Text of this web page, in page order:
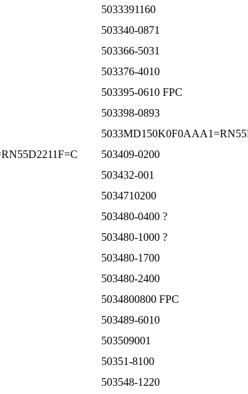
5033391160
503340-0871
503366-5031
503376-4010
503395-0610 FPC
503398-0893
503409-0200
503432-001
5034710200
503480-0400 ?
503480-1000 ?
503480-1700
503480-2400
5034800800 FPC
503489-6010
503509001
50351-8100
503548-1220